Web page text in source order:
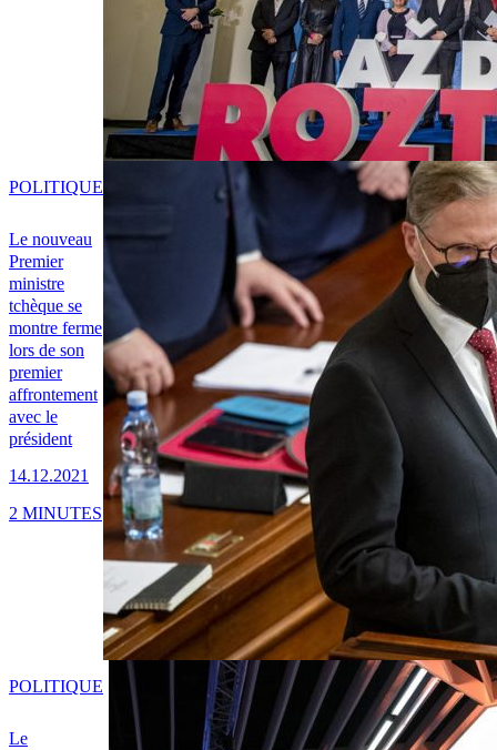
Le nouveau
Premier
ministre
tchèque se
montre ferme
lors de son
premier
affrontement
avec le
président
14.12.2021
POLITIQUE
2 MINUTES
Le
POLITIQUE